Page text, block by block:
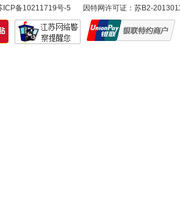
ICP备10211719号-5 因特网许可证：苏B2-